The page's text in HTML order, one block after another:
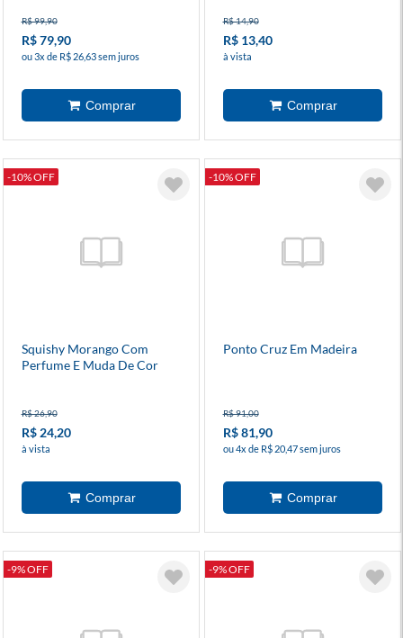
R$ 99,90
R$ 79,90
ou 3x de R$ 26,63 sem juros
R$ 14,90
R$ 13,40
à vista
-10% OFF
Squishy Morango Com
Perfume E Muda De Cor
R$ 26,90
R$ 24,20
à vista
-10% OFF
Ponto Cruz Em Madeira
R$ 91,00
R$ 81,90
ou 4x de R$ 20,47 sem juros
-9% OFF -9% OFF